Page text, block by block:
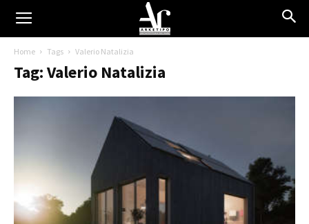
Home Tags Valerio Natalizia
Tag: Valerio Natalizia